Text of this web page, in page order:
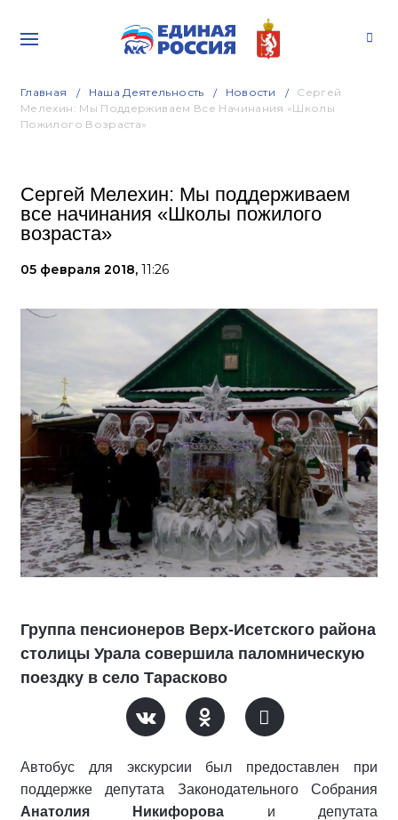
Главная Наша Деятельность Новости
Сергей
Мелехин: Мы Поддерживаем Все Начинания «Школы
Пожилого Возраста»
Сергей Мелехин: Мы поддерживаем
все начинания «Школы пожилого
возраста»
05 февраля 2018, 11:26
Группа пенсионеров Верх-Исетского района
столицы Урала совершила паломническую
поездку в село Тарасково
Автобус для экскурсии был предоставлен при
поддержке депутата Законодательного Собрания
Анатолия Никифорова и депутата